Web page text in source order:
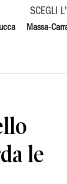
SCEGLI
Massa-
le